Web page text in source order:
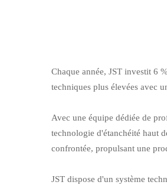
Chaque année, JST investit 6
techniques plus élevées avec
Avec une équipe dédiée de
technologie d'étanchéité haut
confrontée, propulsant une
JST dispose d'un système